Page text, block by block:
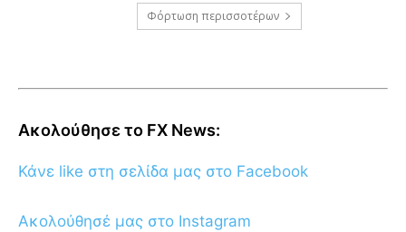
Φόρτωση περισσοτέρων
Ακολούθησε το FX News:
Κάνε like στη σελίδα μας στο Facebook
Ακολούθησέ μας στο Instagram